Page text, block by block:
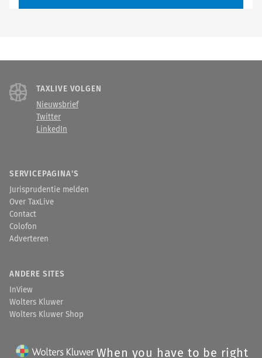
TAXLIVE VOLGEN
Nieuwsbrief
Twitter
LinkedIn
SERVICEPAGINA'S
Jurisprudentie melden
Over TaxLive
Contact
Colofon
Adverteren
ANDERE SITES
InView
Wolters Kluwer
Wolters Kluwer Shop
When you have to be right